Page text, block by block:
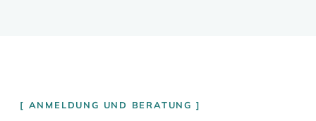
ANMELDUNG UND BERATUNG